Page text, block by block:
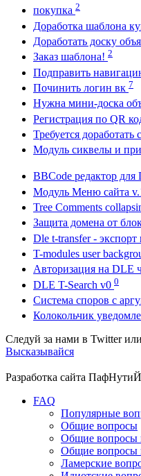
покупка 2
Доработка шаблона
Доработать доску
Заказ шаблона! 2
Подправить
Починить логин вк 7
Нужна мини-доска
Регистрация по QR
Требуется доработать
Модуль сиквелы и
BBCode редактор для
Модуль Меню сайта
Tree Comments
Защита домена от
Dle t-transfer -
T-modules user
Авторизация на DLE
DLE T-Search v0 0
Система споров с
Колокольчик
Следуй за нами в Twitter
Высказывайся
Разработка сайта ПафНутиЙ
FAQ
Популярные
Общие вопросы
Общие вопросы
Общие вопросы
Ламерские